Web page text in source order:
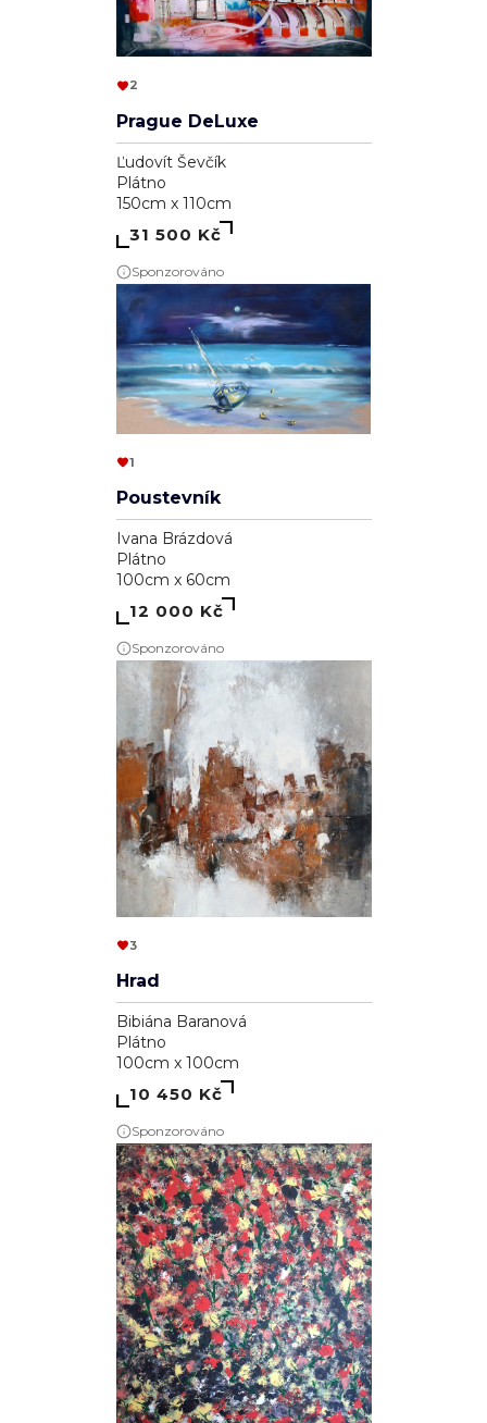
2
Prague DeLuxe
Ľudovít Ševčík
Plátno
150cm x 110cm
31 500 Kč
Sponzorováno
1
Poustevník
Ivana Brázdová
Plátno
100cm x 60cm
12 000 Kč
Sponzorováno
3
Hrad
Bibiána Baranová
Plátno
100cm x 100cm
10 450 Kč
Sponzorováno